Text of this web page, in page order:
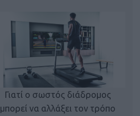
Γιατί ο σωστός διάδρομος
μπορεί να αλλάξει τον τρόπο